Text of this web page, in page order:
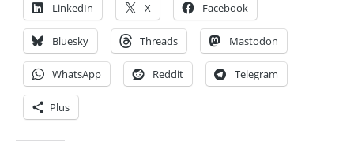
LinkedIn X Facebook
Bluesky Threads Mastodon
WhatsApp Reddit Telegram
Plus